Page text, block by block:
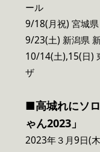
ール
9/18(月祝) 宮城
9/23(土) 新潟県
10/14(土),15(日)
ザ
■高城れにソ
ゃん2023」
2023年３月9日(